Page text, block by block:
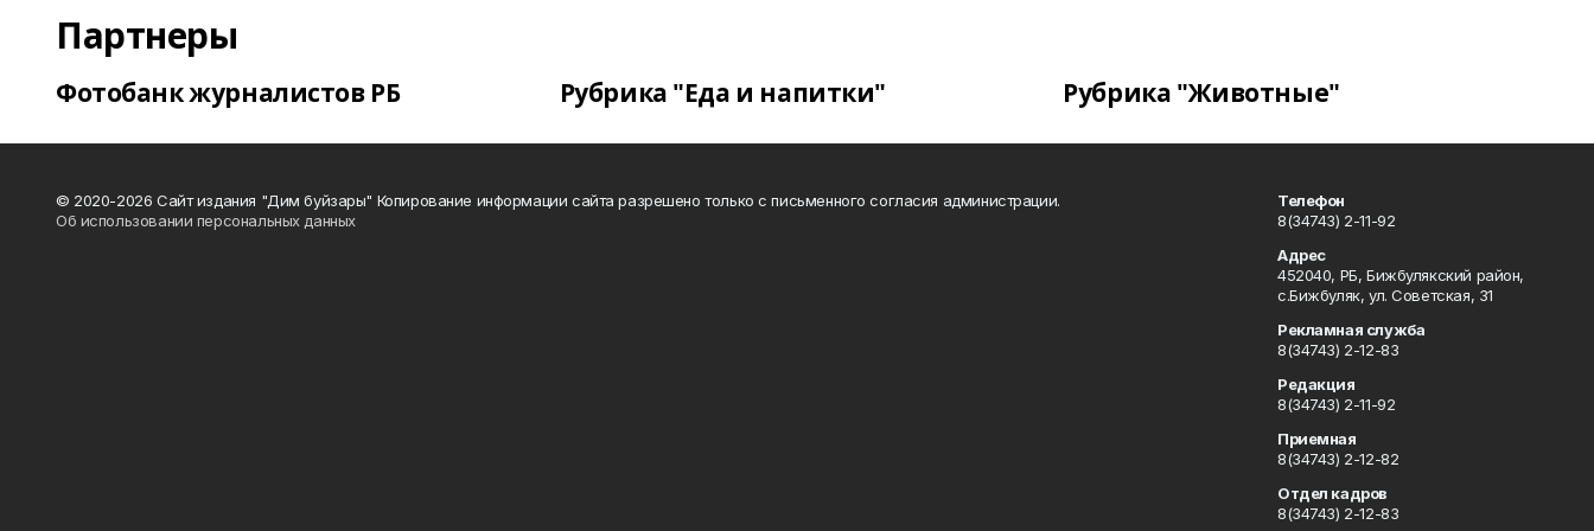
Партнеры
Фотобанк журналистов РБ Рубрика "Еда и напитки" Рубрика "Животные"
© 2020-2026 Сайт издания "Дим буйзары" Копирование информации сайта разрешено только с письменного согласия администрации.
Об использовании персональных данных
Телефон
8(34743) 2-11-92
Адрес
452040, РБ, Бижбулякский район,
с.Бижбуляк, ул. Советская, 31
Рекламная служба
8(34743) 2-12-83
Редакция
8(34743) 2-11-92
Приемная
8(34743) 2-12-82
Отдел кадров
8(34743) 2-12-83